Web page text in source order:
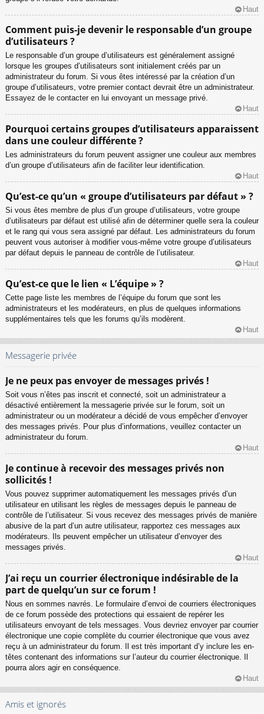
Haut
Comment puis-je devenir le responsable d’un groupe
d’utilisateurs ?
Le responsable d’un groupe d’utilisateurs est généralement assigné
lorsque les groupes d’utilisateurs sont initialement créés par un
administrateur du forum. Si vous êtes intéressé par la création d’un
groupe d’utilisateurs, votre premier contact devrait être un administrateur.
Essayez de le contacter en lui envoyant un message privé.
Haut
Pourquoi certains groupes d’utilisateurs apparaissent
dans une couleur différente ?
Les administrateurs du forum peuvent assigner une couleur aux membres
d’un groupe d’utilisateurs afin de faciliter leur identification.
Haut
Qu’est-ce qu’un « groupe d’utilisateurs par défaut » ?
Si vous êtes membre de plus d’un groupe d’utilisateurs, votre groupe
d’utilisateurs par défaut est utilisé afin de déterminer quelle sera la couleur
et le rang qui vous sera assigné par défaut. Les administrateurs du forum
peuvent vous autoriser à modifier vous-même votre groupe d’utilisateurs
par défaut depuis le panneau de contrôle de l’utilisateur.
Haut
Qu’est-ce que le lien « L’équipe » ?
Cette page liste les membres de l’équipe du forum que sont les
administrateurs et les modérateurs, en plus de quelques informations
supplémentaires tels que les forums qu’ils modèrent.
Haut
Messagerie privée
Je ne peux pas envoyer de messages privés !
Soit vous n’êtes pas inscrit et connecté, soit un administrateur a
désactivé entièrement la messagerie privée sur le forum, soit un
administrateur ou un modérateur a décidé de vous empêcher d’envoyer
des messages privés. Pour plus d’informations, veuillez contacter un
administrateur du forum.
Haut
Je continue à recevoir des messages privés non
sollicités !
Vous pouvez supprimer automatiquement les messages privés d’un
utilisateur en utilisant les règles de messages depuis le panneau de
contrôle de l’utilisateur. Si vous recevez des messages privés de manière
abusive de la part d’un autre utilisateur, rapportez ces messages aux
modérateurs. Ils peuvent empêcher un utilisateur d’envoyer des
messages privés.
Haut
J’ai reçu un courrier électronique indésirable de la
part de quelqu’un sur ce forum !
Nous en sommes navrés. Le formulaire d’envoi de courriers électroniques
de ce forum possède des protections qui essaient de repérer les
utilisateurs envoyant de tels messages. Vous devriez envoyer par courrier
électronique une copie complète du courrier électronique que vous avez
reçu à un administrateur du forum. Il est très important d’y inclure les en-
têtes contenant des informations sur l’auteur du courrier électronique. Il
pourra alors agir en conséquence.
Haut
Amis et ignorés